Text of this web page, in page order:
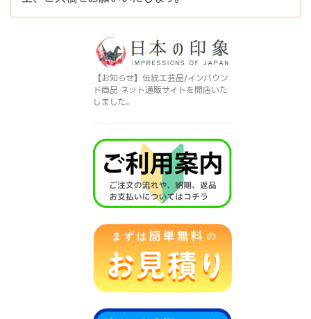
【お知らせ】伝統工芸品/インバウン
ド商品 ネット通販サイトを開店いた
しました。